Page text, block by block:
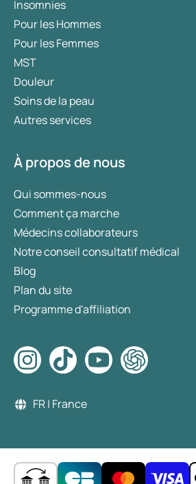
Insomnies
Pour les Hommes
Pour les Femmes
MST
Douleur
Soins de la peau
Autres services
À propos de nous
Qui sommes-nous
Comment ça marche
Médecins collaborateurs
Notre conseil consultatif médical
Blog
Plan du site
Programme d'affiliation
FR | France